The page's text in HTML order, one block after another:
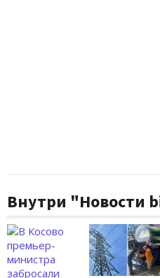
Внутри "Новости